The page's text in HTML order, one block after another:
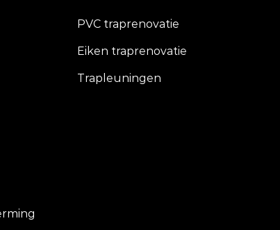
PVC traprenovatie
Eiken traprenovatie
Trapleuningen